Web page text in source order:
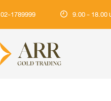
02-1789999 9.00 - 18.00